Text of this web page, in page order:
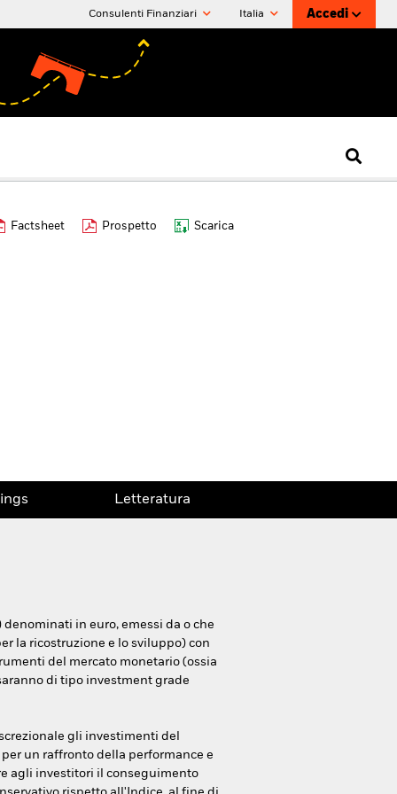
Consulenti Finanziari Italia Accedi
Factsheet Prospetto Scarica
Letteratura
in euro, emessi da o che
la ricostruzione e lo sviluppo) con
del mercato monetario (ossia
di tipo investment grade
gli investimenti del
un raffronto della performance e
agli investitori il conseguimento